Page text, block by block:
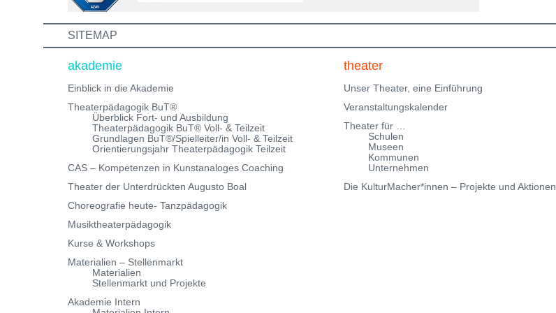
info@theaterwerkstatt-heidelberg.de Wir freuen uns auf
SITEMAP
akademie
Einblick in die Akademie
Theaterpädagogik BuT®
Überblick Fort- und Ausbildung
Theaterpädagogik BuT® Voll- & Teilzeit
Grundlagen BuT®/Spielleiter/in Voll- & Teilzeit
Orientierungsjahr Theaterpädagogik Teilzeit
CAS – Kompetenzen in Kunstanaloges Coaching
Theater der Unterdrückten Augusto Boal
Choreografie heute- Tanzpädagogik
Musiktheaterpädagogik
Kurse & Workshops
Materialien – Stellenmarkt
Materialien
Stellenmarkt und Projekte
Akademie Intern
theater
Unser Theater, eine Einführung
Veranstaltungskalender
Theater für …
Schulen
Museen
Kommunen
Unternehmen
Die KulturMacher*innen – Projekte und Aktionen